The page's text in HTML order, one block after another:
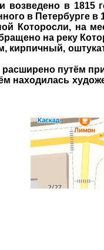
возведено в
в Петербурге в
Которосли, на
на реку
кирпичный,
расширено путём
находилась